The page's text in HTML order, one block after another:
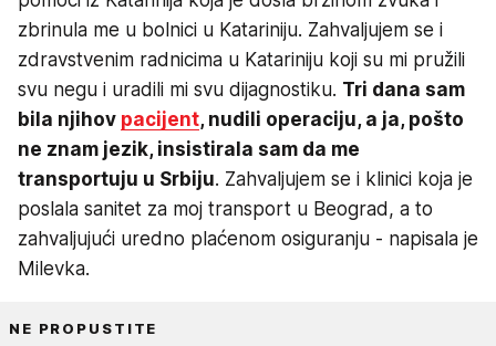
zbrinula me u bolnici u Katariniju. Zahvaljujem se i
zdravstvenim radnicima u Katariniju koji su mi pružili
svu negu i uradili mi svu dijagnostiku. Tri dana sam
bila njihov pacijent, nudili operaciju, a ja, pošto
ne znam jezik, insistirala sam da me
transportuju u Srbiju. Zahvaljujem se i klinici koja je
poslala sanitet za moj transport u Beograd, a to
zahvaljujući uredno plaćenom osiguranju - napisala je
Milevka.
NE PROPUSTITE